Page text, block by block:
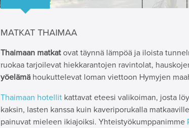
MATKAT THAIMAA
Thaimaan matkat ovat täynnä lämpöä ja iloista
ruokaa tarjoilevat hiekkarantojen ravintolat,
yöelämä houkuttelevat loman viettoon Hymyjen
Thaimaan hotellit kattavat eteesi valikoiman, josta
kaksin, lasten kanssa kuin kaveriporukalla
painuvat mieleen ikiajoiksi. Yhteistyökumppanimme